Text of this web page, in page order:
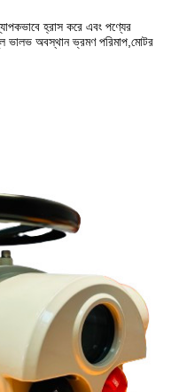
হ্রাস করে এবং পণ্যের
ভালভ অবস্থান ভ্রমণ পরিমাপ,মোটর